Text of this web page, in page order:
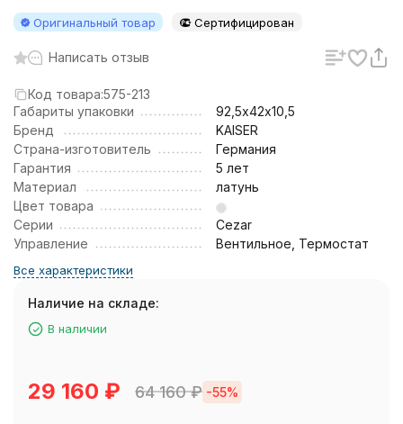
Оригинальный товар Сертифицирован
Написать отзыв
Код товара:575-213
Габариты упаковки
92,5х42х10,5
Бренд
KAISER
Страна-изготовитель
Германия
Гарантия
5 лет
Материал
латунь
Цвет товара
Серии
Cezar
Управление
Вентильное, Термостат
Все характеристики
Наличие на складе:
В наличии
29 160 ₽ 64 160₽ -55%